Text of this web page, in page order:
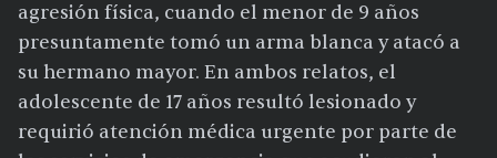
agresión física, cuando el menor de 9 años
presuntamente tomó un arma blanca y atacó a
su hermano mayor. En ambos relatos, el
adolescente de 17 años resultó lesionado y
requirió atención médica urgente por parte de